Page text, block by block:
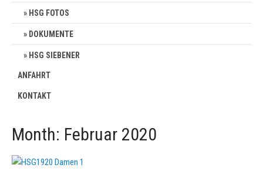
HSG FOTOS
DOKUMENTE
HSG SIEBENER
ANFAHRT
KONTAKT
Month: Februar 2020